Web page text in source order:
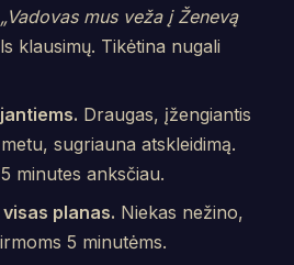
„Vadovas mus veža į Ženevą
klausimų. Tikėtina nugali
Draugas, įžengiantis
sugriauna atskleidimą.
minutes anksčiau.
planas. Niekas nežino,
5 minutėms.